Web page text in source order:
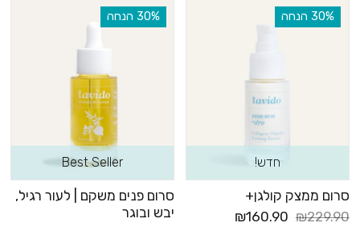
‫30% הנחה
חדש!
סרום ממצק קולגן+
₪229.90
₪160.90
‫30% הנחה
Best Seller
סרום פנים משקם | לעור רגיל,
יבש ובוגר